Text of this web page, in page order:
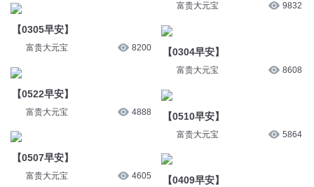
【0305早安】
富贵大元宝 8200
【0522早安】
富贵大元宝 4888
【0507早安】
富贵大元宝 4605
富贵大元宝 9832
【0304早安】
富贵大元宝 8608
【0510早安】
富贵大元宝 5864
【0409早安】